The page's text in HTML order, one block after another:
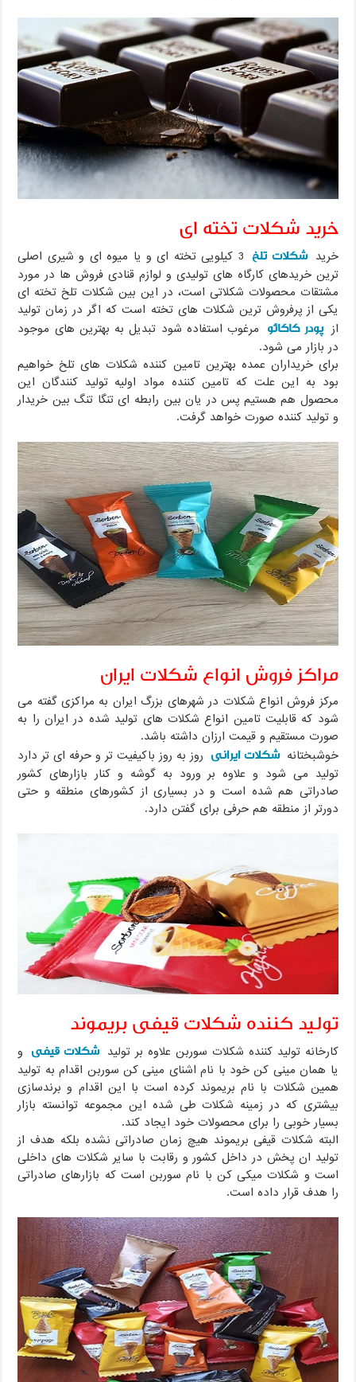
خرید شکلات تخته ای
خرید شکلات تلخ
3 کیلویی تخته ای و یا میوه ای و شیری اصلی
ترین خریدهای کارگاه های تولیدی و لوازم قنادی فروش ها در مورد
مشتقات محصولات شکلاتی است، در این بین شکلات تلخ تخته ای
یکی از پرفروش ترین شکلات های تخته است که اگر در زمان تولید
از پودر کاکائو مرغوب استفاده شود تبدیل به بهترین های موجود
در بازار می شود.
برای خریداران عمده بهترین تامین کننده شکلات های تلخ خواهیم
بود به این علت که تامین کننده مواد اولیه تولید کنندگان این
محصول هم هستیم پس در یان بین رابطه ای تنگا تنگ بین خریدار
و تولید کننده صورت خواهد گرفت.
مراکز فروش انواع شکلات ایران
مرکز فروش انواع شکلات در شهرهای بزرگ ایران به مراکزی گفته می
شود که قابلیت تامین انواع شکلات های تولید شده در ایران را به
صورت مستقیم و قیمت ارزان داشته باشد.
خوشبختانه شکلات ایرانی روز به روز باکیفیت تر و حرفه ای تر دارد
تولید می شود و علاوه بر ورود به گوشه و کنار بازارهای کشور
صادراتی هم شده است و در بسیاری از کشورهای منطقه و حتی
دورتر از منطقه هم حرفی برای گفتن دارد.
تولید کننده شکلات قیفی بریموند
کارخانه تولید کننده شکلات سوربن علاوه بر تولید شکلات قیفی و
یا همان مینی کن خود با نام اشنای مینی کن سوربن اقدام به تولید
همین شکلات با نام بریموند کرده است با این اقدام و برندسازی
بیشتری که در زمینه شکلات طی شده این مجموعه توانسته بازار
بسیار خوبی را برای محصولات خود ایجاد کند.
البته شکلات قیفی بریموند هیچ زمان صادراتی نشده بلکه هدف از
تولید ان پخش در داخل کشور و رقابت با سایر شکلات های داخلی
است و شکلات میکی کن با نام سوربن است که بازارهای صادراتی
را هدف قرار داده است.